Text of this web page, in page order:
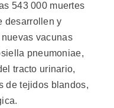
543 000 muertes
desarrollen y
vacunas
pneumoniae,
tracto urinario,
de tejidos blandos,